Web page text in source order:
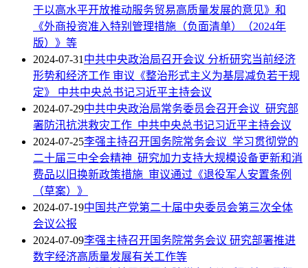
于以高水平开放推动服务贸易高质量发展的意见》和
《外商投资准入特别管理措施（负面清单）（2024年
版）》等
2024-07-31中共中央政治局召开会议 分析研究当前经济
形势和经济工作 审议《整治形式主义为基层减负若干规
定》 中共中央总书记习近平主持会议
2024-07-29中共中央政治局常务委员会召开会议 研究部
署防汛抗洪救灾工作 中共中央总书记习近平主持会议
2024-07-25李强主持召开国务院常务会议 学习贯彻党的
二十届三中全会精神 研究加力支持大规模设备更新和消
费品以旧换新政策措施 审议通过《退役军人安置条例
（草案）》
2024-07-19中国共产党第二十届中央委员会第三次全体
会议公报
2024-07-09李强主持召开国务院常务会议 研究部署推进
数字经济高质量发展有关工作等